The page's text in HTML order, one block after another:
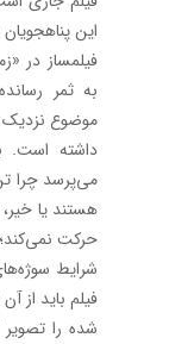
این
به ثمر
موضوع نزدیک
داشته است.
می‌پرسد چرا
هستند یا
حرکت
شرایط
فیلم باید از
شده را